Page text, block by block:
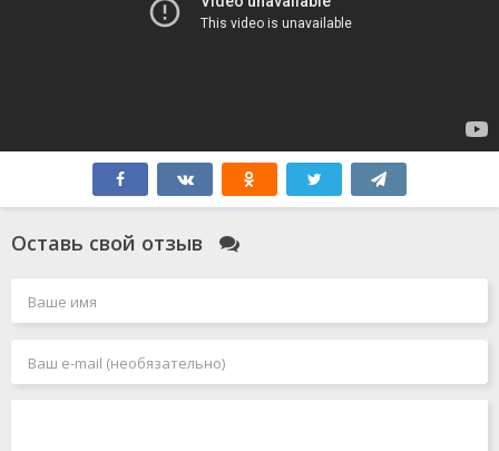
Оставь свой отзыв